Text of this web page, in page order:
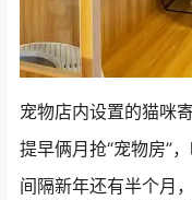
宠物店内设置的猫咪寄
提早俩月抢“宠物房”
间隔新年还有半个月